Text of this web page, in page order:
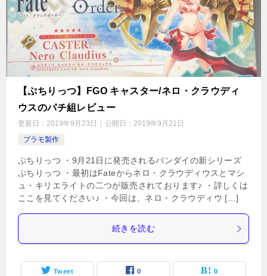
【ぷちりっつ】FGO キャスター/ネロ・クラウディ
ウスのパチ組レビュー
更新日： 2019年9月23日 公開日： 2019年9月21日
プラモ製作
ぷちりっつ ・9月21日に発売されるバンダイの新シリーズ
ぷちりっつ ・最初はFateからネロ・クラウディウスとマシ
ュ・キリエライトの二つが販売されております♪ ・詳しくは
ここを見てください♪ ・今回は、ネロ・クラウディウ […]
続きを読む
Tweet 0 0